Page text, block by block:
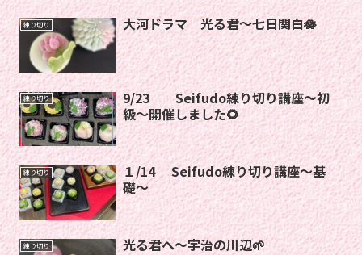
練り切り 大河ドラマ 光る君〜七日関白🪷
練り切り
9/23 Seifudo練り切り講座〜初
級〜開催しました🌻
練り切り
１/14 Seifudo練り切り講座〜基
礎〜
練り切り 光る君へ〜宇治の川辺🌱